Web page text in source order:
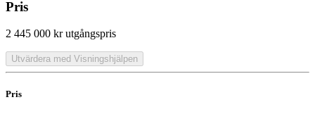
Pris
2 445 000 kr utgångspris
Utvärdera med Visningshjälpen
Pris